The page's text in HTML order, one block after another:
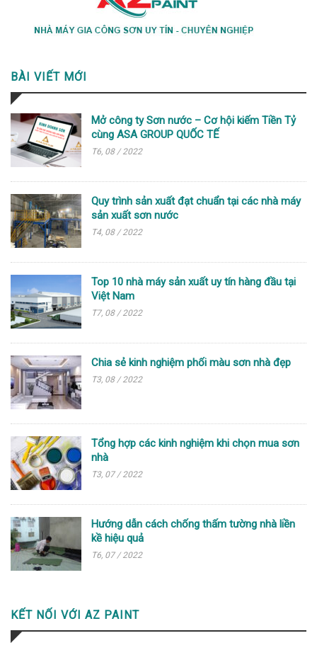
BÀI VIẾT MỚI
Mở công ty Sơn nước – Cơ hội kiếm Tiền Tỷ
cùng ASA GROUP QUỐC TẾ
T6, 08 / 2022
Quy trình sản xuất đạt chuẩn tại các nhà máy
sản xuất sơn nước
T4, 08 / 2022
Top 10 nhà máy sản xuất uy tín hàng đầu tại
Việt Nam
T7, 08 / 2022
Chia sẻ kinh nghiệm phối màu sơn nhà đẹp
T3, 08 / 2022
Tổng hợp các kinh nghiệm khi chọn mua sơn
nhà
T3, 07 / 2022
Hướng dẫn cách chống thấm tường nhà liền
kề hiệu quả
T6, 07 / 2022
KẾT NỐI VỚI AZ PAINT